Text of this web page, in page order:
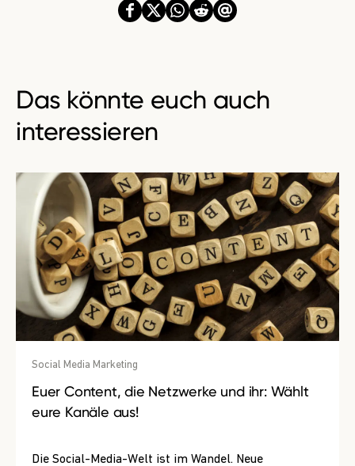
Das könnte euch auch
interessieren
Social Media Marketing
Euer Content, die Netzwerke und ihr: Wählt
eure Kanäle aus!
Die Social-Media-Welt ist im Wandel. Neue